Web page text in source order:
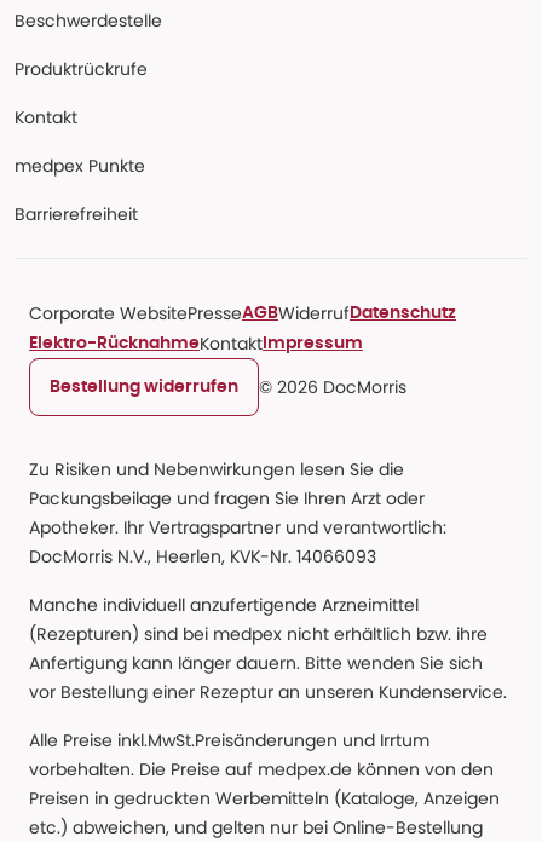
Beschwerdestelle
Produktrückrufe
Kontakt
medpex Punkte
Barrierefreiheit
Corporate WebsitePresseAGBWiderruf Datenschutz
Elektro-RücknahmeKontakt Impressum
Bestellung widerrufen © 2026 DocMorris
Zu Risiken und Nebenwirkungen lesen Sie die
Packungsbeilage und fragen Sie Ihren Arzt oder
Apotheker. Ihr Vertragspartner und verantwortlich:
DocMorris N.V., Heerlen, KVK-Nr. 14066093
Manche individuell anzufertigende Arzneimittel
(Rezepturen) sind bei medpex nicht erhältlich bzw. ihre
Anfertigung kann länger dauern. Bitte wenden Sie sich
vor Bestellung einer Rezeptur an unseren Kundenservice.
Alle Preise inkl.MwSt.Preisänderungen und Irrtum
vorbehalten. Die Preise auf medpex.de können von den
Preisen in gedruckten Werbemitteln (Kataloge, Anzeigen
etc.) abweichen, und gelten nur bei Online-Bestellung